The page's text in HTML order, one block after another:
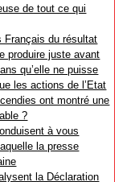
de tout ce qui
Français du résultat
produire juste avant
qu’elle ne puisse
les actions de l’Etat
ont montré une
?
à vous
la presse
la Déclaration